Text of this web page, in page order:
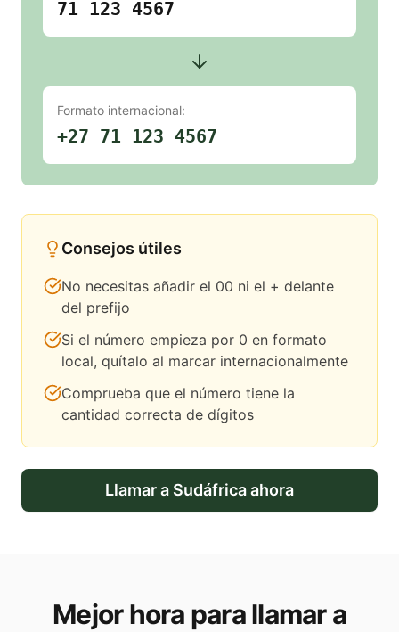
71 123 4567
Formato internacional:
+27 71 123 4567
Consejos útiles
No necesitas añadir el 00 ni el + delante
del prefijo
Si el número empieza por 0 en formato
local, quítalo al marcar internacionalmente
Comprueba que el número tiene la
cantidad correcta de dígitos
Llamar a Sudáfricaahora
Mejor hora para llamar a